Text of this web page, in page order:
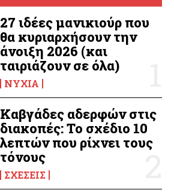
27 ιδέες μανικιούρ που
θα κυριαρχήσουν την
άνοιξη 2026 (και
ταιριάζουν σε όλα)
ΝΎΧΙΑ
Καβγάδες αδερφών στις
διακοπές: Το σχέδιο 10
λεπτών που ρίχνει τους
τόνους
ΣΧΈΣΕΙΣ